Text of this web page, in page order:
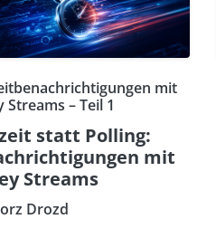
mit
Streams – Teil 1
statt Polling:
mit
Streams
Drozd